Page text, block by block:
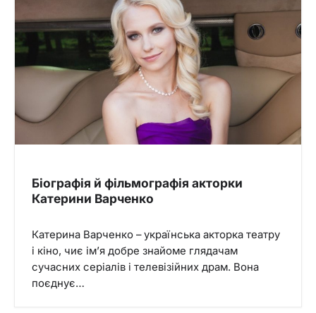
Біографія й фільмографія акторки
Катерини Варченко
Катерина Варченко – українська акторка театру
і кіно, чиє ім’я добре знайоме глядачам
сучасних серіалів і телевізійних драм. Вона
поєднує…